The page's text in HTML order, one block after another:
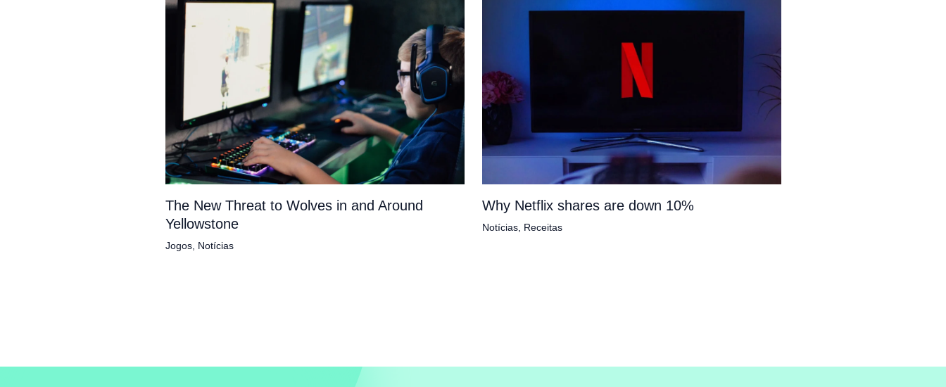
The New Threat to Wolves in and Around
Yellowstone
Jogos, Notícias
Why Netflix shares are down 10%
Notícias, Receitas